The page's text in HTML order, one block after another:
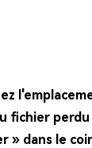
fichier
» dans le